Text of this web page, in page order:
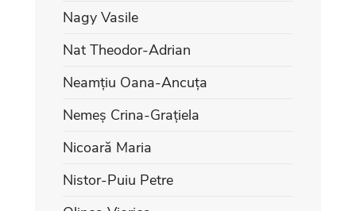
Nagy Vasile
Nat Theodor-Adrian
Neamțiu Oana-Ancuța
Nemeș Crina-Grațiela
Nicoară Maria
Nistor-Puiu Petre